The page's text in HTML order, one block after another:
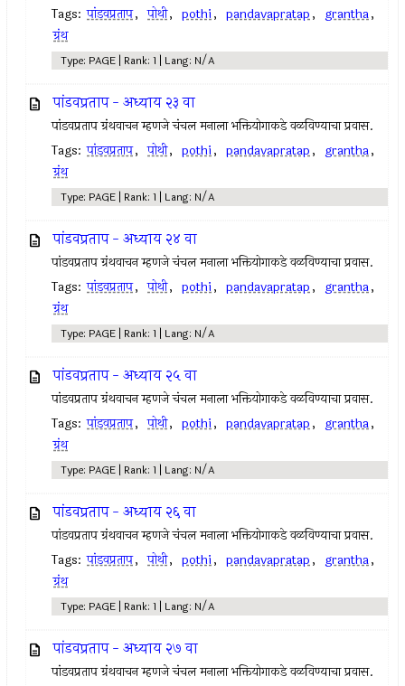
Tags: पांडवप्रताप, पोथी, pothi, pandavapratap, grantha,
ग्रंथ
Type: PAGE | Rank: 1 | Lang: N/A
पांडवप्रताप - अध्याय २३ वा
पांडवप्रताप ग्रंथवाचन म्हणजे चंचल मनाला भक्तियोगाकडे वळविण्याचा प्रवास.
Tags: पांडवप्रताप, पोथी, pothi, pandavapratap, grantha,
ग्रंथ
Type: PAGE | Rank: 1 | Lang: N/A
पांडवप्रताप - अध्याय २४ वा
पांडवप्रताप ग्रंथवाचन म्हणजे चंचल मनाला भक्तियोगाकडे वळविण्याचा प्रवास.
Tags: पांडवप्रताप, पोथी, pothi, pandavapratap, grantha,
ग्रंथ
Type: PAGE | Rank: 1 | Lang: N/A
पांडवप्रताप - अध्याय २५ वा
पांडवप्रताप ग्रंथवाचन म्हणजे चंचल मनाला भक्तियोगाकडे वळविण्याचा प्रवास.
Tags: पांडवप्रताप, पोथी, pothi, pandavapratap, grantha,
ग्रंथ
Type: PAGE | Rank: 1 | Lang: N/A
पांडवप्रताप - अध्याय २६ वा
पांडवप्रताप ग्रंथवाचन म्हणजे चंचल मनाला भक्तियोगाकडे वळविण्याचा प्रवास.
Tags: पांडवप्रताप, पोथी, pothi, pandavapratap, grantha,
ग्रंथ
Type: PAGE | Rank: 1 | Lang: N/A
पांडवप्रताप - अध्याय २७ वा
पांडवप्रताप ग्रंथवाचन म्हणजे चंचल मनाला भक्तियोगाकडे वळविण्याचा प्रवास.